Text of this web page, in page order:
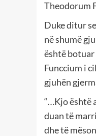
Theodorum
Duke ditur
në shumë
është
Funccium i
gjuhën
“…Kjo është
duan të
dhe të